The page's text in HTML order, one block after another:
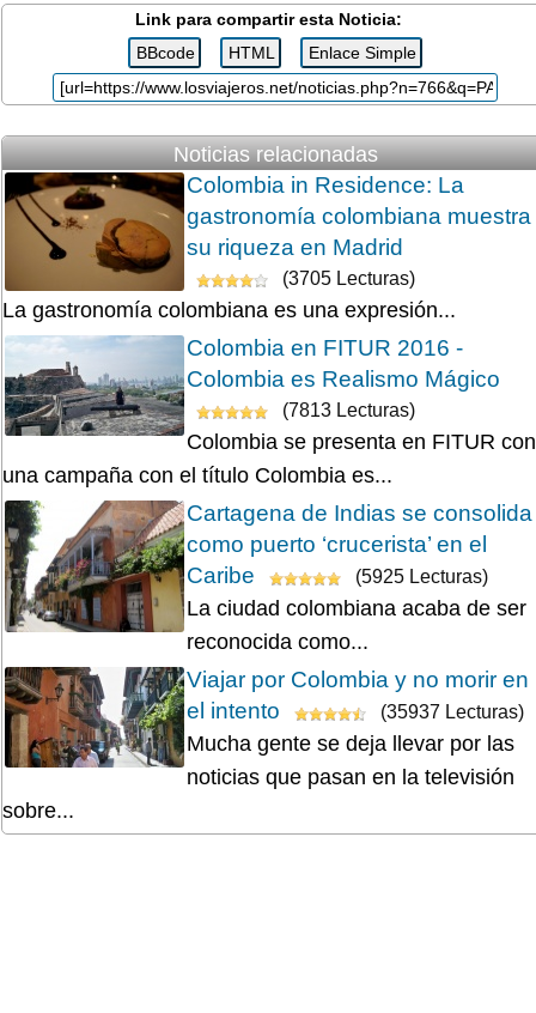
Link para compartir esta Noticia:
Noticias relacionadas
Colombia in Residence: La
gastronomía colombiana muestra
su riqueza en Madrid
(3705 Lecturas)
La gastronomía colombiana es una expresión...
Colombia en FITUR 2016 -
Colombia es Realismo Mágico
(7813 Lecturas)
Colombia se presenta en FITUR con
una campaña con el título Colombia es...
Cartagena de Indias se consolida
como puerto ‘crucerista’ en el
Caribe
(5925 Lecturas)
La ciudad colombiana acaba de ser
reconocida como...
Viajar por Colombia y no morir en
el intento
(35937 Lecturas)
Mucha gente se deja llevar por las
noticias que pasan en la televisión
sobre...